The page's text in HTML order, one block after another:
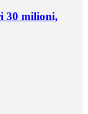
30 milioni,